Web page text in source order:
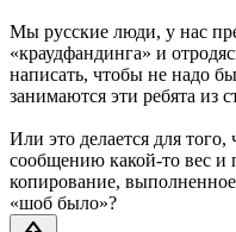
Мы русские люди, у нас
«краудфандинга» и
написать, чтобы не надо
занимаются эти ребята из
Или это делается для
сообщению какой-то вес и
копирование,
«шоб было»?